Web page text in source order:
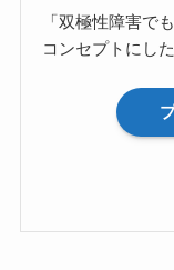
「双極性障害で
コンセプトにし